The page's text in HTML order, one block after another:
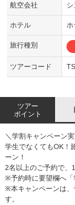
航空会社
ホテル
旅行種別
ツアーコード
ツアー
ポイント
＼学割キャンペーン
学生でなくてもOK！
ーン！
2名以上のご予約で、
※予約時に要望欄へ「
※本キャンペーンは、
す。